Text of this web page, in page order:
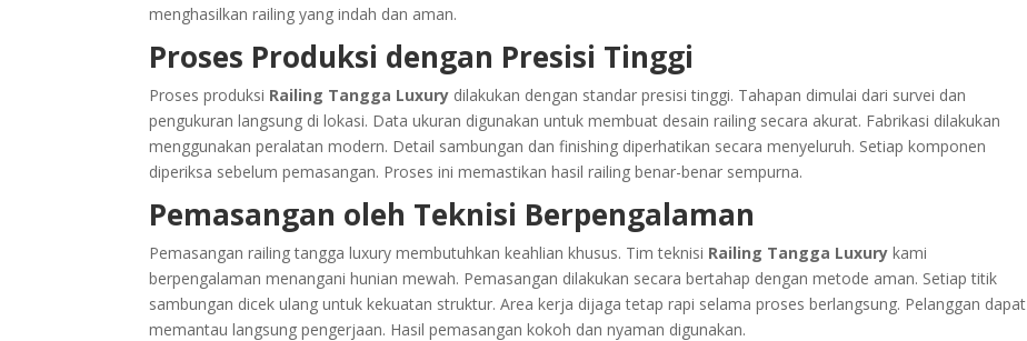
menghasilkan railing yang indah dan aman.
Proses Produksi dengan Presisi Tinggi
Proses produksi Railing Tangga Luxury dilakukan dengan standar presisi tinggi. Tahapan dimulai dari survei dan
pengukuran langsung di lokasi. Data ukuran digunakan untuk membuat desain railing secara akurat. Fabrikasi dilakukan
menggunakan peralatan modern. Detail sambungan dan finishing diperhatikan secara menyeluruh. Setiap komponen
diperiksa sebelum pemasangan. Proses ini memastikan hasil railing benar-benar sempurna.
Pemasangan oleh Teknisi Berpengalaman
Pemasangan railing tangga luxury membutuhkan keahlian khusus. Tim teknisi Railing Tangga Luxury kami
berpengalaman menangani hunian mewah. Pemasangan dilakukan secara bertahap dengan metode aman. Setiap titik
sambungan dicek ulang untuk kekuatan struktur. Area kerja dijaga tetap rapi selama proses berlangsung. Pelanggan dapat
memantau langsung pengerjaan. Hasil pemasangan kokoh dan nyaman digunakan.